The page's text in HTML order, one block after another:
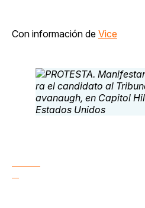
Con información de Vice